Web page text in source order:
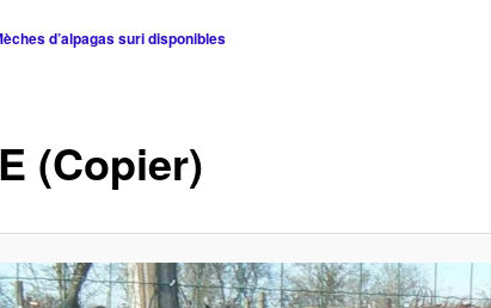
(Copier)
d’alpagas suri disponibles